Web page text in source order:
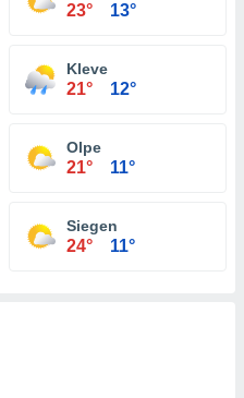
23° 13°
Kleve
21° 12°
Olpe
21° 11°
Siegen
24° 11°